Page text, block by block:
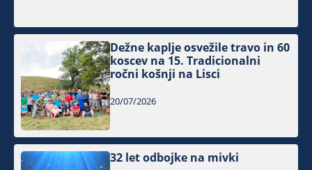
Dežne kaplje osvežile travo in 60
koscev na 15. Tradicionalni
ročni košnji na Lisci
20/07/2026
32 let odbojke na mivki